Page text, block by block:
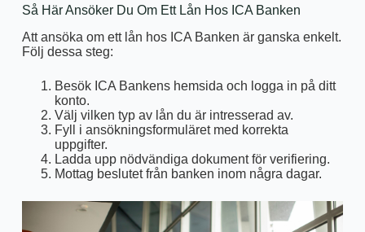
Så Här Ansöker Du Om Ett Lån Hos ICA Banken
Att ansöka om ett lån hos ICA Banken är ganska enkelt.
Följ dessa steg:
Besök ICA Bankens hemsida och logga in på ditt
konto.
Välj vilken typ av lån du är intresserad av.
Fyll i ansökningsformuläret med korrekta
uppgifter.
Ladda upp nödvändiga dokument för verifiering.
Mottag beslutet från banken inom några dagar.